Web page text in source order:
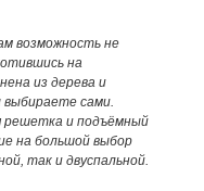
возможность не
на
из дерева и
сами.
решетка и подъёмный
на большой выбор
так и двуспальной.